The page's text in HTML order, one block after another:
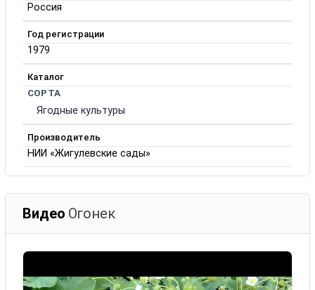
Россия
Год регистрации
1979
Каталог
СОРТА
Ягодные культуры
Производитель
НИИ «Жигулевские сады»
Видео Огонек